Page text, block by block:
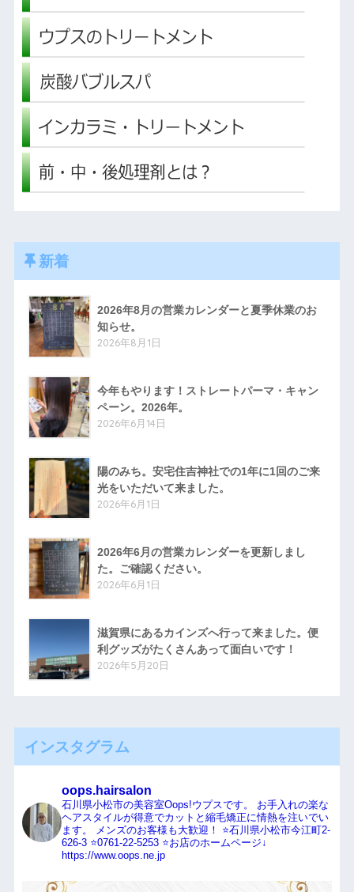
新着
2026年8月の営業カレンダーと夏季休業のお
知らせ。
2026年8月1日
今年もやります！ストレートパーマ・キャン
ペーン。2026年。
2026年6月14日
陽のみち。安宅住吉神社での1年に1回のご来
光をいただいて来ました。
2026年6月1日
2026年6月の営業カレンダーを更新しまし
た。ご確認ください。
2026年6月1日
滋賀県にあるカインズへ行って来ました。便
利グッズがたくさんあって面白いです！
2026年5月20日
インスタグラム
oops.hairsalon
石川県小松市の美容室Oops!ウプスです。
お手入れの楽な
ヘアスタイルが得意でカットと縮毛矯正に情熱を注いでい
ます。
メンズのお客様も大歓迎！
⭐️石川県小松市今江町2-
626-3⭐️0761-22-5253⭐️お店のホームページ↓
https://www.oops.ne.jp